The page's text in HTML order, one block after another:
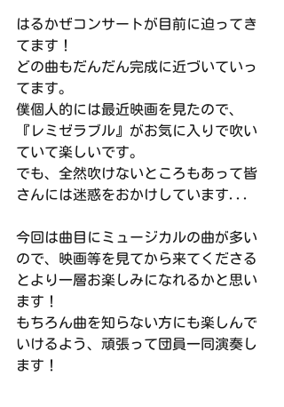
はるかぜコンサートが目前に迫ってき
てます！
どの曲もだんだん完成に近づいていっ
てます。
僕個人的には最近映画を見たので、
『レミゼラブル』がお気に入りで吹い
ていて楽しいです。
でも、全然吹けないところもあって皆
さんには迷惑をおかけしています...
今回は曲目にミュージカルの曲が多い
ので、映画等を見てから来てくださる
とより一層お楽しみになれるかと思い
ます！
もちろん曲を知らない方にも楽しんで
いけるよう、頑張って団員一同演奏し
ます！